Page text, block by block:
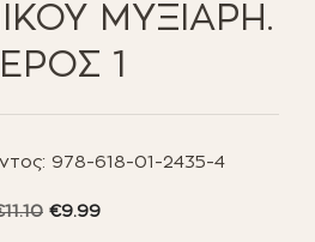
ΜΥΞΙΑΡΗ.
1
978-618-01-2435-4
11.10 Original
€9.99Η